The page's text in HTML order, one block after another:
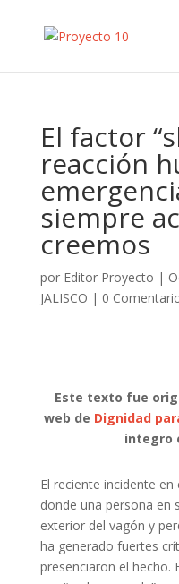
El factor
reacción
siempre
creemos
por Editor Proyecto |
JALISCO | 0
Este texto fue
web de Dignidad
integro
El reciente incidente
donde una persona en
exterior del vagón y
ha generado fuertes
presenciaron el hecho.